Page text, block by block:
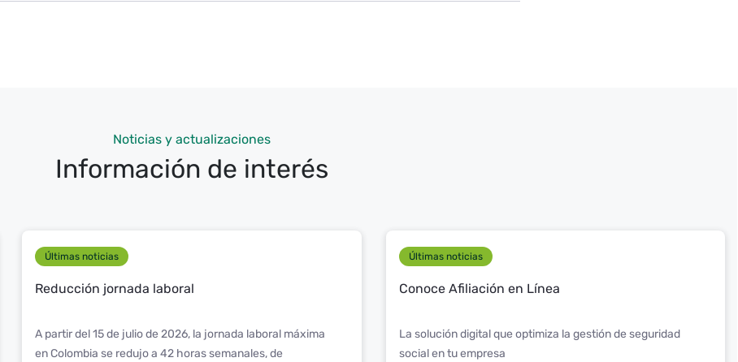
Noticias y actualizaciones
Información de interés
Últimas noticias
Reducción jornada laboral
A partir del 15 de julio de 2026, la jornada laboral máxima
en Colombia se redujo a 42 horas semanales, de
Últimas noticias
Conoce Afiliación en Línea
La solución digital que optimiza la gestión de seguridad
social en tu empresa